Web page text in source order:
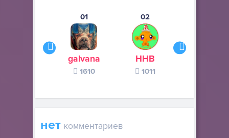
01
galvana
1610
02
ННВ
1011
нет комментариев